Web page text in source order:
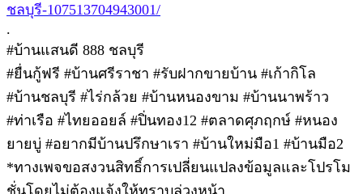
ชลบุรี-107513704943001/
.
#บ้านแสนดี 888 ชลบุรี
#ยื่นกู้ฟรี #บ้านศรีราชา #รับฝากขายบ้าน #เก้ากิโล
#บ้านชลบุรี #ไร่กล้วย #บ้านหนองขาม #บ้านนาพร้าว
#ท่าเรือ #ไทยออยล์ #ปิ่นทอง12 #ตลาดศุภฤกษ์ #หนอง
ยายบู่ #อยากมีบ้านปรึกษาเรา #บ้านใหม่มือ1 #บ้านมือ2
*ทางเพจขอสงวนสิทธิ์การเปลี่ยนแปลงข้อมูลและโปรโม
ชั่นโดยไม่ต้องแจ้งให้ทราบล่วงหน้า